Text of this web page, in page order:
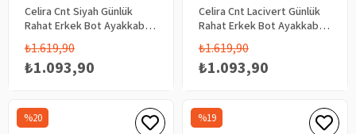
Celira Cnt Siyah Günlük
Rahat Erkek Bot Ayakkabı
NSB930
₺1.093,90
₺1.619,90
Celira Cnt Lacivert Günlük
Rahat Erkek Bot Ayakkabı
NSB930
₺1.093,90
₺1.619,90
%20 %19